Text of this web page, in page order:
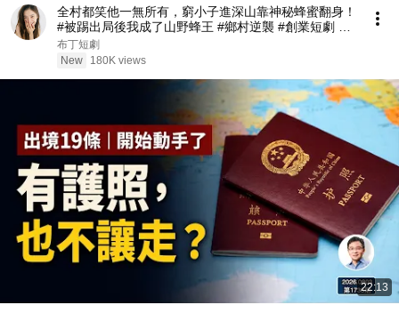
全村都笑他一無所有，窮小子進深山靠神秘蜂蜜翻身！
#被踢出局後我成了山野蜂王 #鄉村逆襲 #創業短劇 #
養蜂致富 #窮小子逆襲 #打臉爽劇 #白手起家 #人生翻
盤 #熱門短劇
布丁短劇
New
180K views
22:13